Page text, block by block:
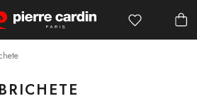
BRICHETE